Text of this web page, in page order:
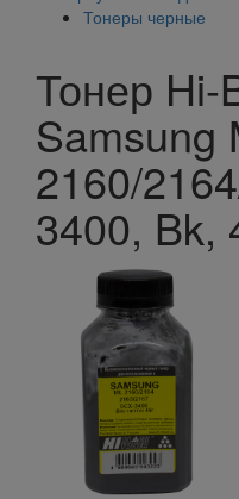
Тонеры черные
Тонер Hi-
Samsung
2160/
3400, Bk,